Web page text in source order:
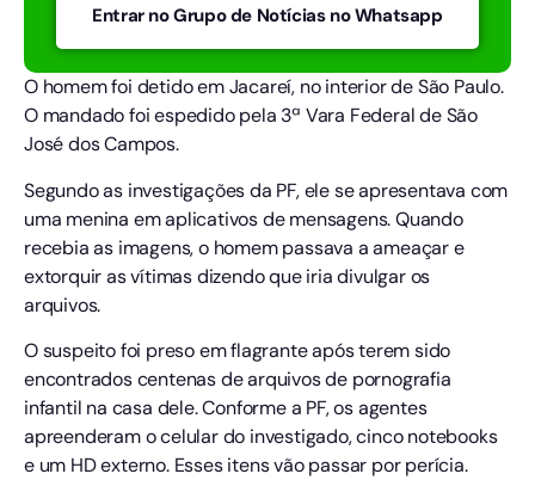
Entrar no Grupo de Notícias no Whatsapp
O homem foi detido em Jacareí, no interior de São Paulo.
O mandado foi espedido pela 3ª Vara Federal de São
José dos Campos.
Segundo as investigações da PF, ele se apresentava com
uma menina em aplicativos de mensagens. Quando
recebia as imagens, o homem passava a ameaçar e
extorquir as vítimas dizendo que iria divulgar os
arquivos.
O suspeito foi preso em flagrante após terem sido
encontrados centenas de arquivos de pornografia
infantil na casa dele. Conforme a PF, os agentes
apreenderam o celular do investigado, cinco notebooks
e um HD externo. Esses itens vão passar por perícia.